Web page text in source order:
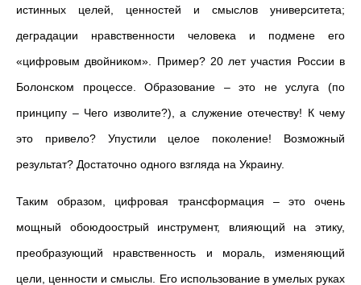
истинных целей, ценностей и смыслов университета;
деградации нравственности человека и подмене его
«цифровым двойником». Пример? 20 лет участия России в
Болонском процессе. Образование – это не услуга (по
принципу – Чего изволите?), а служение отечеству! К чему
это привело? Упустили целое поколение! Возможный
результат? Достаточно одного взгляда на Украину.
Таким образом, цифровая трансформация – это очень
мощный обоюдоострый инструмент, влияющий на этику,
преобразующий нравственность и мораль, изменяющий
цели, ценности и смыслы. Его использование в умелых руках